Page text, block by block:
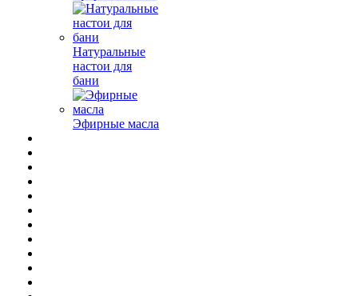
Натуральные
настои для
бани
Эфирные масла